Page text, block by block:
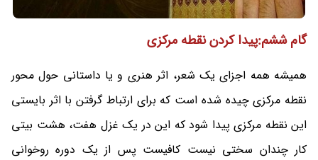
گام ششم:پیدا کردن نقطه مرکزی
همیشه همه اجزای یک شعر، اثر هنری و یا داستانی حول محور
نقطه مرکزی چیده شده است که برای ارتباط گرفتن با اثر بایستی
این نقطه مرکزی پیدا شود که این در یک غزل هفت، هشت بیتی
کار چندان سختی نیست کافیست پس از یک دوره روخوانی